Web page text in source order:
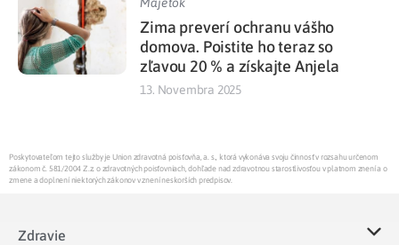
Majetok
Zima preverí ochranu vášho
domova. Poistite ho teraz so
zľavou 20 % a získajte Anjela
13. Novembra 2025
Poskytovateľom tejto služby je Union zdravotná poisťovňa, a. s., ktorá vykonáva svoju činnosť v rozsahu určenom
zákonom č. 581/2004 Z.z. o zdravotných poisťovniach, dohľade nad zdravotnou starostlivosťou v platnom znení a o
zmene a doplnení niektorých zákonov v znení neskorších predpisov.
Zdravie